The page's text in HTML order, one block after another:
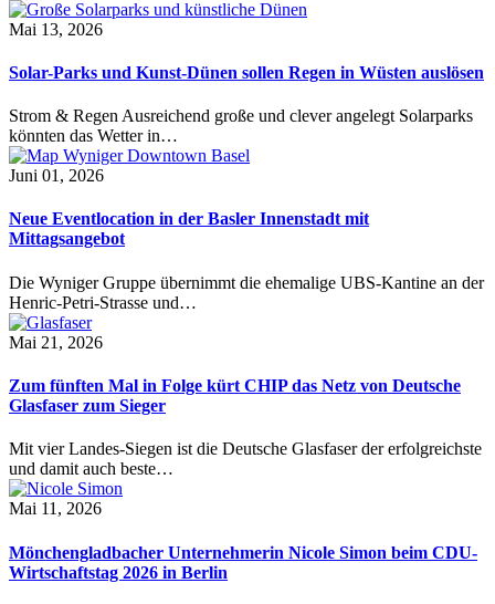
Mai 13, 2026
Solar-Parks und Kunst-Dünen sollen Regen in Wüsten auslösen
Strom & Regen Ausreichend große und clever angelegt Solarparks
könnten das Wetter in…
Juni 01, 2026
Neue Eventlocation in der Basler Innenstadt mit
Mittagsangebot
Die Wyniger Gruppe übernimmt die ehemalige UBS-Kantine an der
Henric-Petri-Strasse und…
Mai 21, 2026
Zum fünften Mal in Folge kürt CHIP das Netz von Deutsche
Glasfaser zum Sieger
Mit vier Landes-Siegen ist die Deutsche Glasfaser der erfolgreichste
und damit auch beste…
Mai 11, 2026
Mönchengladbacher Unternehmerin Nicole Simon beim CDU-
Wirtschaftstag 2026 in Berlin